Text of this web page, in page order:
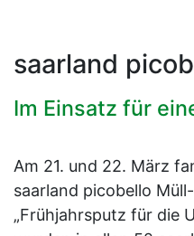
saarland
Im Einsatz für
Am 21. und 22. März
saarland picobello
„Frühjahrsputz für die